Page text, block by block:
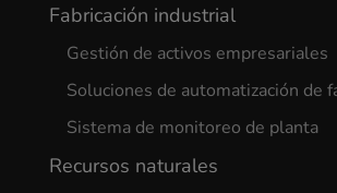
Fabricación industrial
Gestión de activos empresariales
Soluciones de automatización de
Sistema de monitoreo de planta
Recursos naturales